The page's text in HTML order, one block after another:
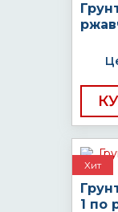
Хит
1 по